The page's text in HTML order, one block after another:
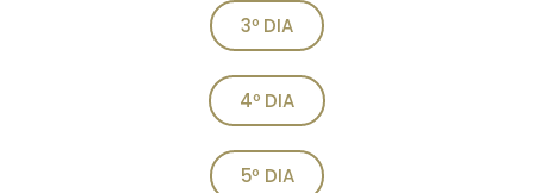
3º DIA
4º DIA
5º DIA